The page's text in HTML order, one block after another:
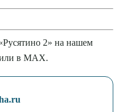
2» на нашем
в MAX.